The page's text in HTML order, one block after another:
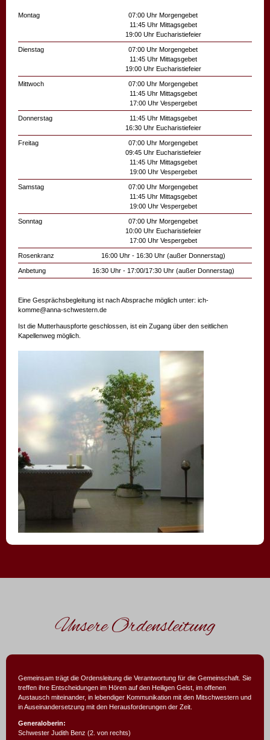
Montag
07:00 Uhr Morgengebet
11:45 Uhr Mittagsgebet
19:00 Uhr Eucharistiefeier
Dienstag
07:00 Uhr Morgengebet
11:45 Uhr Mittagsgebet
19:00 Uhr Eucharistiefeier
Mittwoch
07:00 Uhr Morgengebet
11:45 Uhr Mittagsgebet
17:00 Uhr Vespergebet
Donnerstag
11:45 Uhr Mittagsgebet
16:30 Uhr Eucharistiefeier
Freitag
07:00 Uhr Morgengebet
09:45 Uhr Eucharistiefeier
11:45 Uhr Mittagsgebet
19:00 Uhr Vespergebet
Samstag
07:00 Uhr Morgengebet
11:45 Uhr Mittagsgebet
19:00 Uhr Vespergebet
Sonntag
07:00 Uhr Morgengebet
10:00 Uhr Eucharistiefeier
17:00 Uhr Vespergebet
Rosenkranz 16:00 Uhr - 16:30 Uhr (außer Donnerstag)
Anbetung 16:30 Uhr - 17:00/17:30 Uhr (außer Donnerstag)
Eine Gesprächsbegleitung ist nach Absprache möglich unter: ich-
komme@anna-schwestern.de
Ist die Mutterhauspforte geschlossen, ist ein Zugang über den seitlichen
Kapellenweg möglich.
Unsere Ordensleitung
Gemeinsam trägt die Ordensleitung die Verantwortung für die Gemeinschaft. Sie
treffen ihre Entscheidungen im Hören auf den Heiligen Geist, im offenen
Austausch miteinander, in lebendiger Kommunikation mit den Mitschwestern und
in Auseinandersetzung mit den Herausforderungen der Zeit.
Generaloberin:
Schwester Judith Benz (2. von rechts)